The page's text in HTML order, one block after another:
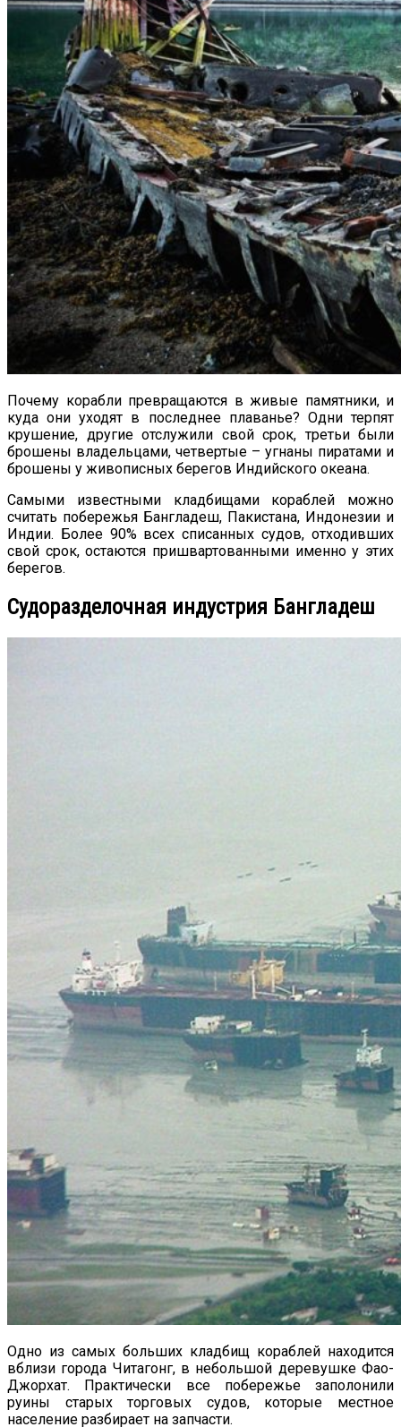
Почему корабли превращаются в живые памятники, и
куда они уходят в последнее плаванье? Одни терпят
крушение, другие отслужили свой срок, третьи были
брошены владельцами, четвертые – угнаны пиратами и
брошены у живописных берегов Индийского океана.
Самыми известными кладбищами кораблей можно
считать побережья Бангладеш, Пакистана, Индонезии и
Индии. Более 90% всех списанных судов, отходивших
свой срок, остаются пришвартованными именно у этих
берегов.
Судоразделочная индустрия Бангладеш
Одно из самых больших кладбищ кораблей находится
вблизи города Читагонг, в небольшой деревушке Фао-
Джорхат. Практически все побережье заполонили
руины старых торговых судов, которые местное
население разбирает на запчасти.